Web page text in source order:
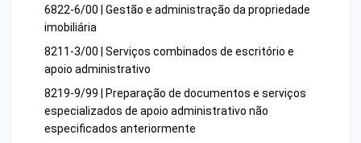
6822-6/00 | Gestão e administração da propriedade
imobiliária
8211-3/00 | Serviços combinados de escritório e
apoio administrativo
8219-9/99 | Preparação de documentos e serviços
especializados de apoio administrativo não
especificados anteriormente